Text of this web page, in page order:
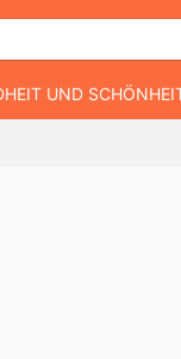
UND